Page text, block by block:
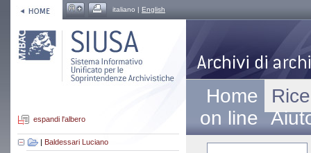
italiano | English
espandi l'albero
| Baldessari Luciano
Home
on line